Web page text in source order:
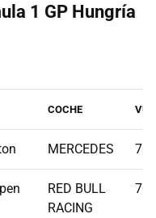
1 GP Hungría
COCHE
MERCEDES 70
RED BULL
RACING
70